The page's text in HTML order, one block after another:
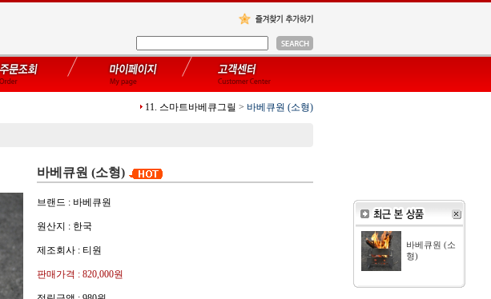
11. 스마트바베큐그릴 > 바베큐원 (소형)
바베큐원 (소형)
브랜드 : 바베큐원
원산지 : 한국
제조회사 : 티원
판매가격 : 820,000원
바베큐원 (소
형)